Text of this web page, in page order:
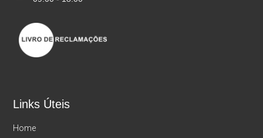
Links Úteis
Home